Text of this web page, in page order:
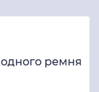
ремня